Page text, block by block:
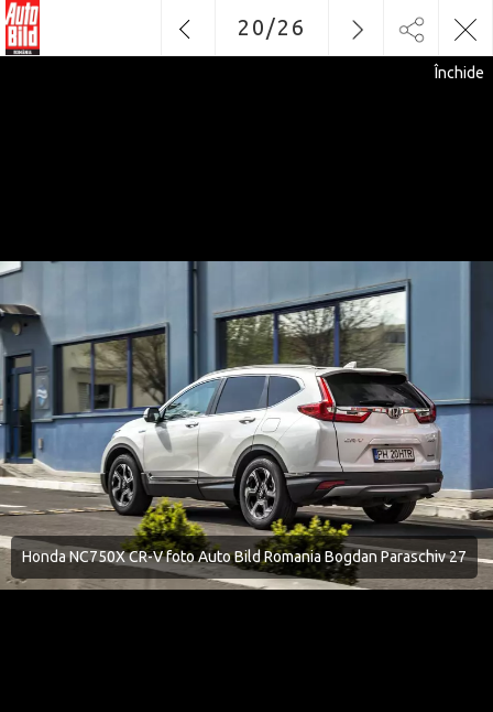
Honda NC750X CR-V foto Auto Bild Romania Bogdan Paraschiv 27
Închide
20/26